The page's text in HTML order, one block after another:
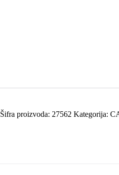
Šifra proizvoda: 27562 Kategorija: